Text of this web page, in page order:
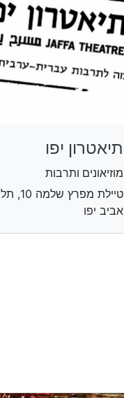
תיאטרון יפו
מוזיאונים ותרבות
טיילת מפרץ שלמה 10, תל
אביב יפו